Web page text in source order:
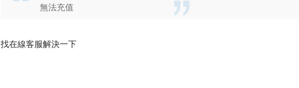
無法充值
找在線客服解決一下